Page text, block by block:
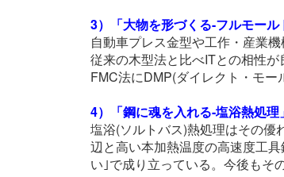
3）「大物を形づくる-フルモー
自動車プレス金型や工作・産業
従来の木型法と比べITとの相性
FMC法にDMP(ダイレクト・モー
4）「鋼に魂を入れる-塩浴熱処理
塩浴(ソルトバス)熱処理はその
辺と高い本加熱温度の高速度工
い｣で成り立っている。今後もそ